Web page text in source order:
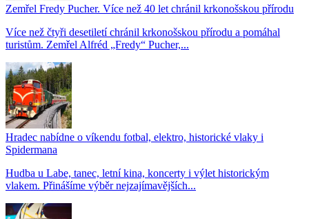
Zemřel Fredy Pucher. Více než 40 let chránil krkonošskou přírodu
Více než čtyři desetiletí chránil krkonošskou přírodu a pomáhal
turistům. Zemřel Alfréd „Fredy“ Pucher,...
Hradec nabídne o víkendu fotbal, elektro, historické vlaky i
Spidermana
Hudba u Labe, tanec, letní kina, koncerty i výlet historickým
vlakem. Přinášíme výběr nejzajímavějších...